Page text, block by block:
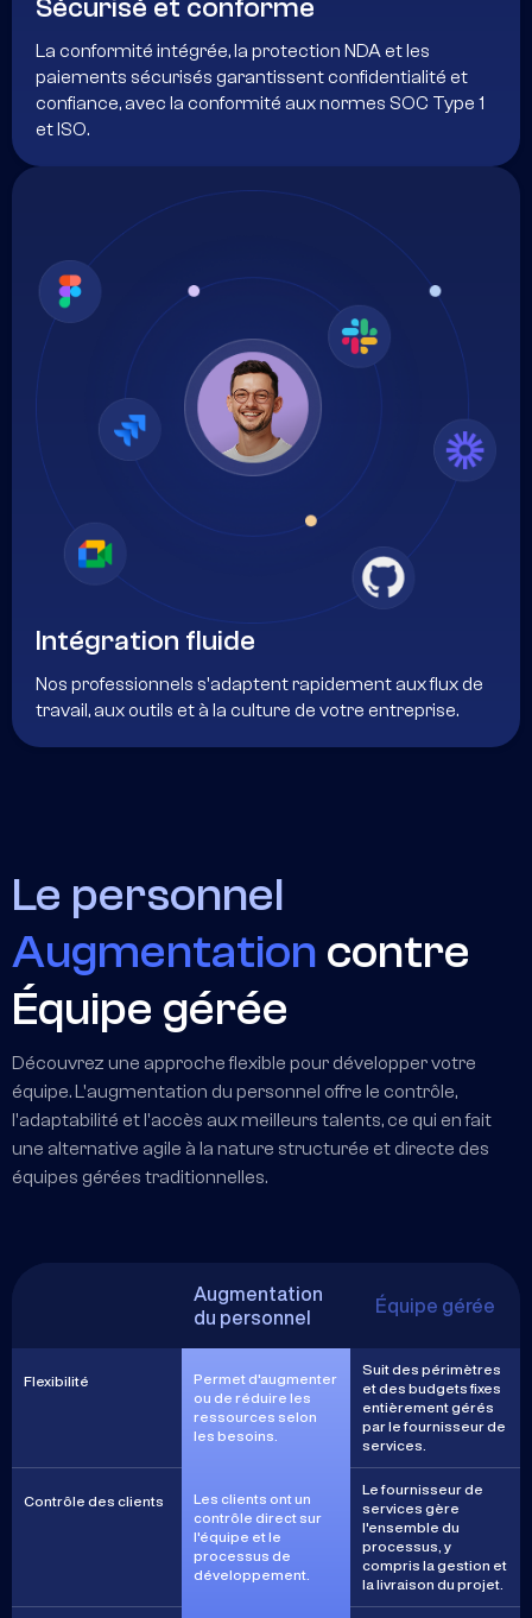
Sécurisé et conforme
La conformité intégrée, la protection NDA et les
paiements sécurisés garantissent confidentialité et
confiance, avec la conformité aux normes SOC Type 1
et ISO.
Intégration fluide
Nos professionnels s'adaptent rapidement aux flux de
travail, aux outils et à la culture de votre entreprise.
Le personnel
Augmentation contre
Équipe gérée
Découvrez une approche flexible pour développer votre
équipe. L'augmentation du personnel offre le contrôle,
l'adaptabilité et l'accès aux meilleurs talents, ce qui en fait
une alternative agile à la nature structurée et directe des
équipes gérées traditionnelles.
Augmentation
du personnel
Équipe gérée
Flexibilité
Permet d'augmenter
ou de réduire les
ressources selon
les besoins.
Suit des périmètres
et des budgets fixes
entièrement gérés
par le fournisseur de
services.
Contrôle des clients
Les clients ont un
contrôle direct sur
l'équipe et le
processus de
développement.
Le fournisseur de
services gère
l'ensemble du
processus, y
compris la gestion et
la livraison du projet.